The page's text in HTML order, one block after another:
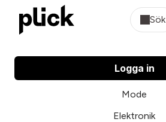
Sök
Logga in
Mode
Elektronik